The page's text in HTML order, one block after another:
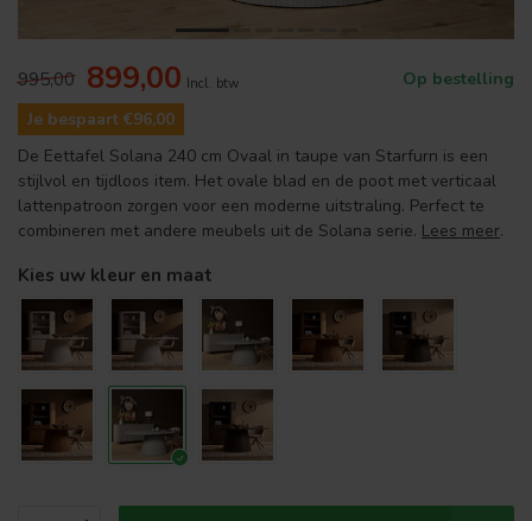
995,00 899,00 Incl. btw
Op bestelling
Je bespaart €96,00
De Eettafel Solana 240 cm Ovaal in taupe van Starfurn is een
stijlvol en tijdloos item. Het ovale blad en de poot met verticaal
lattenpatroon zorgen voor een moderne uitstraling. Perfect te
combineren met andere meubels uit de Solana serie. Lees meer.
Kies uw kleur en maat